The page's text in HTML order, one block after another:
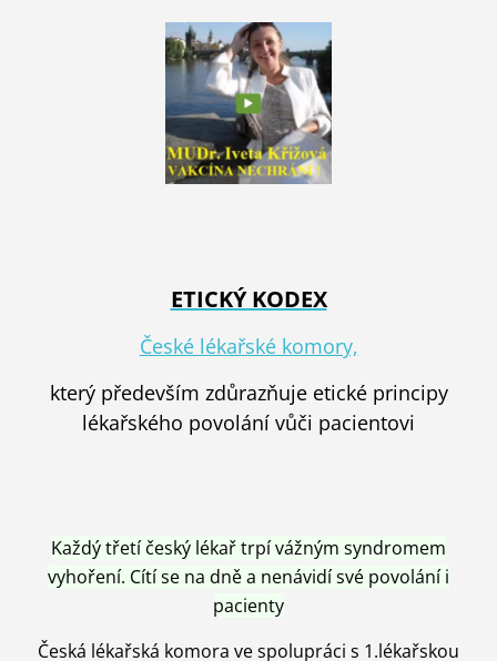
ETICKÝ KODEX
České lékařské komory,
který především zdůrazňuje etické principy
lékařského povolání vůči pacientovi
Každý třetí český lékař trpí vážným syndromem
vyhoření. Cítí se na dně a nenávidí své povolání i
pacienty
Česká lékařská komora ve spolupráci s 1.lékařskou